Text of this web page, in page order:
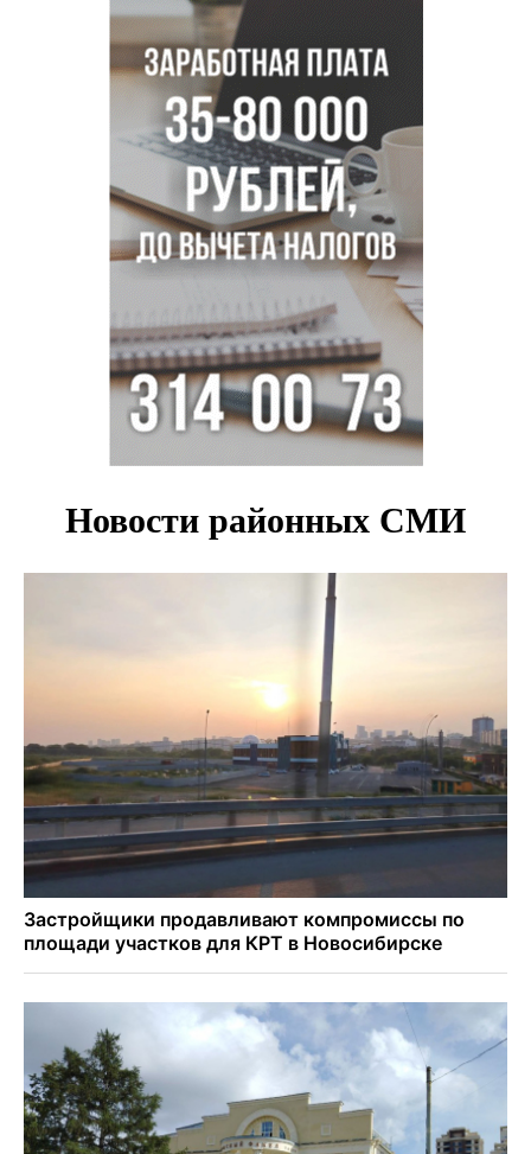
Персидский ковер «108 шахов» впервые вывезли из музея
Востока в Новосибирск
Актриса из Новосибирска Евгения Туркова сыграла мать
в сериале «Малой»